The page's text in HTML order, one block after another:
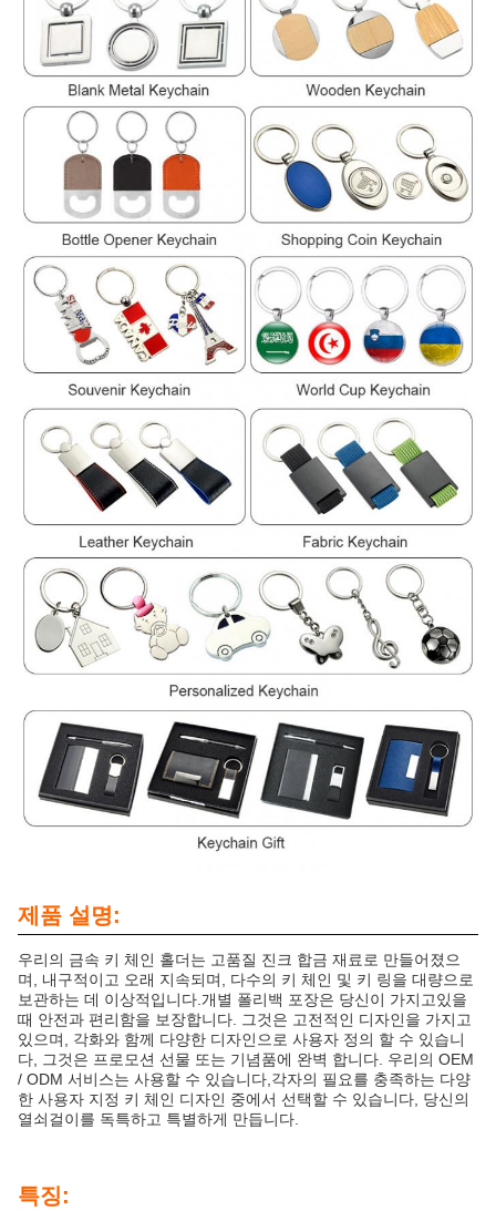
제품 설명:
우리의 금속 키 체인 홀더는 고품질 진크 합금 재료로 만들어졌으
며, 내구적이고 오래 지속되며, 다수의 키 체인 및 키 링을 대량으로
보관하는 데 이상적입니다.개별 폴리백 포장은 당신이 가지고있을
때 안전과 편리함을 보장합니다. 그것은 고전적인 디자인을 가지고
있으며, 각화와 함께 다양한 디자인으로 사용자 정의 할 수 있습니
다, 그것은 프로모션 선물 또는 기념품에 완벽 합니다. 우리의 OEM
/ ODM 서비스는 사용할 수 있습니다,각자의 필요를 충족하는 다양
한 사용자 지정 키 체인 디자인 중에서 선택할 수 있습니다, 당신의
열쇠걸이를 독특하고 특별하게 만듭니다.
특징: